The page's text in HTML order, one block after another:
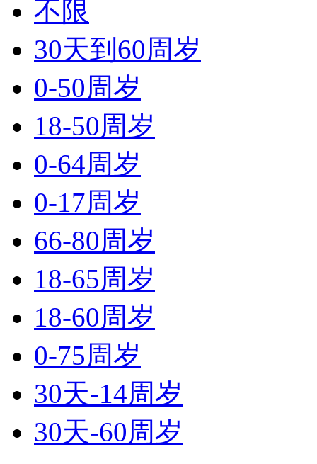
不限
30天到60周岁
0-50周岁
18-50周岁
0-64周岁
0-17周岁
66-80周岁
18-65周岁
18-60周岁
0-75周岁
30天-14周岁
30天-60周岁